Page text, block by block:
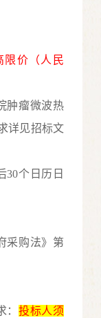
限价（人民
肿瘤微波热
详见招标文
30个日历 日
采购法》第
投标人须